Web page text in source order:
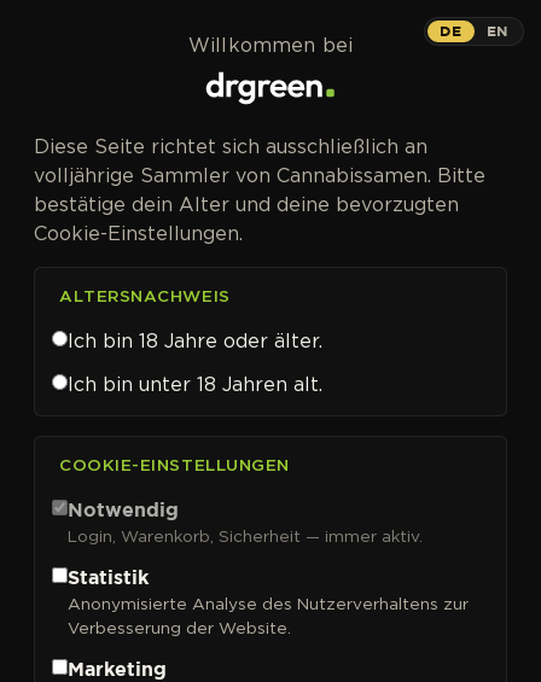
CANNABISSAMEN VON SENSI SEEDS RESEARCH KAUFEN
Sensi Seeds
Research
DE EN
Willkommen bei
Diese Seite richtet sich ausschließlich an
volljährige Sammler von Cannabissamen. Bitte
bestätige dein Alter und deine bevorzugten
Cookie-Einstellungen.
ALTERSNACHWEIS
Ich bin 18 Jahre oder älter.
Ich bin unter 18 Jahren alt.
COOKIE-EINSTELLUNGEN
Notwendig
Login, Warenkorb, Sicherheit — immer aktiv.
Statistik
Anonymisierte Analyse des Nutzerverhaltens zur
Verbesserung der Website.
Marketing